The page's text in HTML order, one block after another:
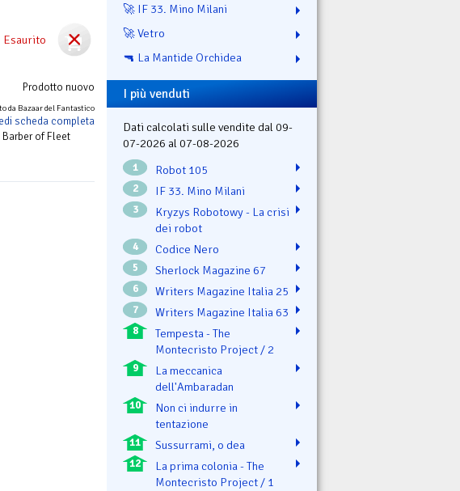
Esaurito
Prodotto nuovo
da Bazaar del Fantastico
scheda completa
of Fleet
🚀 IF 33. Mino Milani
🚀 Vetro
🔫 La Mantide Orchidea
I più venduti
Dati calcolati sulle vendite dal 09-
07-2026 al 07-08-2026
1 Robot 105
2 IF 33. Mino Milani
3
Kryzys Robotowy - La crisi
dei robot
4 Codice Nero
5 Sherlock Magazine 67
6 Writers Magazine Italia 25
7 Writers Magazine Italia 63
8
Tempesta - The
Montecristo Project / 2
9
La meccanica
dell'Ambaradan
10
Non ci indurre in
tentazione
11 Sussurrami, o dea
12
La prima colonia - The
Montecristo Project / 1